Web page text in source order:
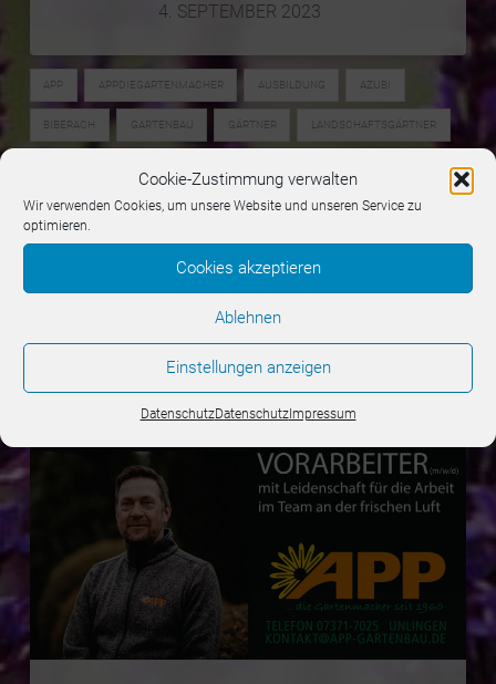
Cookie-Zustimmung verwalten
Wir verwenden Cookies, um unsere Website und unseren Service zu
optimieren.
Cookies akzeptieren
Ablehnen
Einstellungen anzeigen
DatenschutzDatenschutzImpressum
4. SEPTEMBER 2023
APP APPDIEGARTENMACHER AUSBILDUNG AZUBI
BIBERACH GARTENBAU GÄRTNER LANDSCHAFTSGÄRTNER